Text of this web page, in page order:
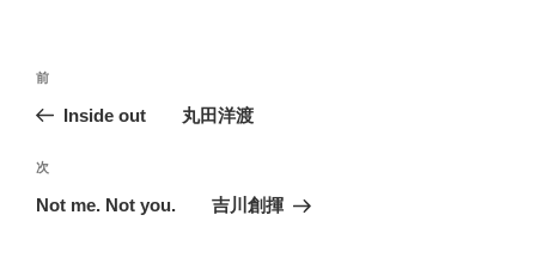
投
ビ
ゲ
前
の
稿
前
Inside out 丸田洋渡
次
の
次
Not me. Not you. 吉川創揮